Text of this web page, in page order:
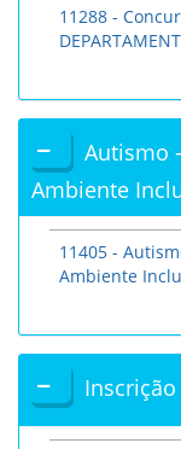
11288 -
Autismo
Ambiente
11405 -
Ambiente